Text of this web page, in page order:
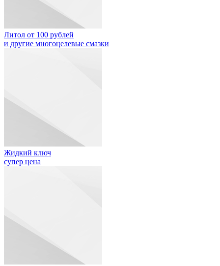
Литол от 100 рублей
и другие многоцелевые смазки
Жидкий ключ
супер цена